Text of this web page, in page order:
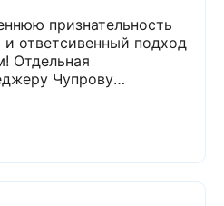
признательность
ответсивенный подход
Отдельная
Чупрову
пару вариантов
так же сделали
и всегда отвечал на